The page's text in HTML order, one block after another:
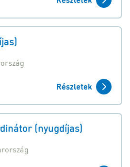
Részletek
(nyugdíjas)